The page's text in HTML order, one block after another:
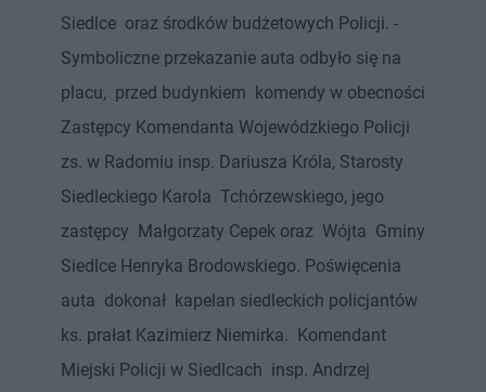
Siedlce oraz środków budżetowych Policji. -
Symboliczne przekazanie auta odbyło się na
placu, przed budynkiem komendy w obecności
Zastępcy Komendanta Wojewódzkiego Policji
zs. w Radomiu insp. Dariusza Króla, Starosty
Siedleckiego Karola Tchórzewskiego, jego
zastępcy Małgorzaty Cepek oraz Wójta Gminy
Siedlce Henryka Brodowskiego. Poświęcenia
auta dokonał kapelan siedleckich policjantów
ks. prałat Kazimierz Niemirka. Komendant
Miejski Policji w Siedlcach insp. Andrzej